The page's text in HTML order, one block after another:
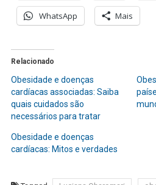
WhatsApp Mais
Relacionado
Obesidade e doenças
cardíacas associadas: Saiba
quais cuidados são
necessários para tratar
Obesidade e doenças
cardíacas: Mitos e verdades